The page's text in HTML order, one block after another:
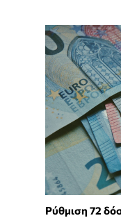
Ρύθμιση 72